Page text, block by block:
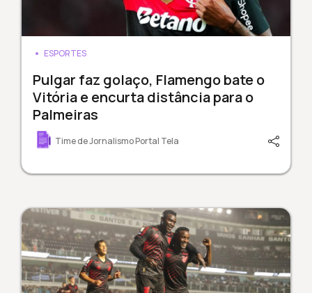
ESPORTES
Pulgar faz golaço, Flamengo bate o
Vitória e encurta distância para o
Palmeiras
Time de Jornalismo Portal Tela